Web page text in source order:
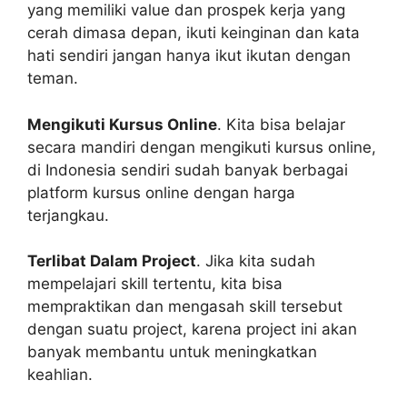
yang memiliki value dan prospek kerja yang
cerah dimasa depan, ikuti keinginan dan kata
hati sendiri jangan hanya ikut ikutan dengan
teman.
Mengikuti Kursus Online. Kita bisa belajar
secara mandiri dengan mengikuti kursus online,
di Indonesia sendiri sudah banyak berbagai
platform kursus online dengan harga
terjangkau.
Terlibat Dalam Project. Jika kita sudah
mempelajari skill tertentu, kita bisa
mempraktikan dan mengasah skill tersebut
dengan suatu project, karena project ini akan
banyak membantu untuk meningkatkan
keahlian.